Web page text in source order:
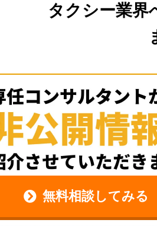
タクシー業界
無料相談してみる